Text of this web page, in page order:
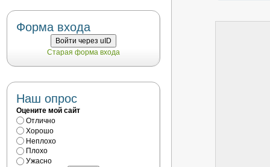
Форма входа
Войти через uID
Старая форма входа
Наш опрос
Оцените мой сайт
Отлично
Хорошо
Неплохо
Плохо
Ужасно